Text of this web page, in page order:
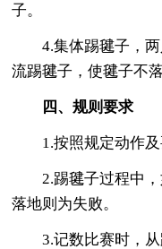
子。
4.集体踢毽子，两
流踢毽子，使毽子不落
四、规则要求
1.按照规定动作及
2.踢毽子过程中，
落地则为失败。
3.记数比赛时，从